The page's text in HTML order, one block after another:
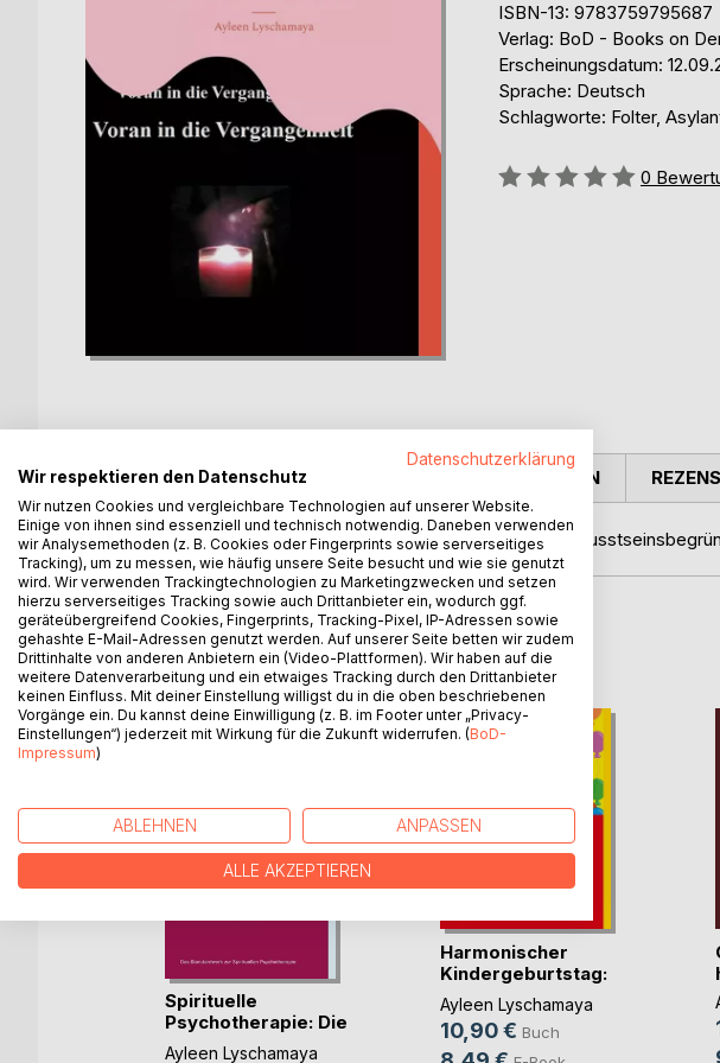
ISBN-13: 9783759795687
Verlag: BoD - Books on
Erscheinungsdatum:
Sprache: Deutsch
Schlagworte: Folter,
Bewertung::
0
BESCHREIBUNG
Asylanten raus aus Deutschland. Dieses Buch ist die
AUTOR/IN PRESSESTIMMEN
WEITERE TITEL BEIBoD
Spirituelle
Psychotherapie: Die
in(...)
Ayleen Lyschamaya
Harmonischer
Kindergeburtstag:
Kin(...)
Ayleen Lyschamaya
10,90 € Buch
Datenschutzerklärung
Wir respektieren den Datenschutz
Wir nutzen Cookies und vergleichbare Technologien auf unserer Website.
Einige von ihnen sind essenziell und technisch notwendig. Daneben verwenden
wir Analysemethoden (z. B. Cookies oder Fingerprints sowie serverseitiges
Tracking), um zu messen, wie häufig unsere Seite besucht und wie sie genutzt
wird. Wir verwenden Trackingtechnologien zu Marketingzwecken und setzen
hierzu serverseitiges Tracking sowie auch Drittanbieter ein, wodurch ggf.
geräteübergreifend Cookies, Fingerprints, Tracking-Pixel, IP-Adressen sowie
gehashte E-Mail-Adressen genutzt werden. Auf unserer Seite betten wir zudem
Drittinhalte von anderen Anbietern ein (Video-Plattformen). Wir haben auf die
weitere Datenverarbeitung und ein etwaiges Tracking durch den Drittanbieter
keinen Einfluss. Mit deiner Einstellung willigst du in die oben beschriebenen
Vorgänge ein. Du kannst deine Einwilligung (z. B. im Footer unter „Privacy-
Einstellungen“) jederzeit mit Wirkung für die Zukunft widerrufen. (BoD-
Impressum)
ABLEHNEN ANPASSEN
ALLE AKZEPTIEREN